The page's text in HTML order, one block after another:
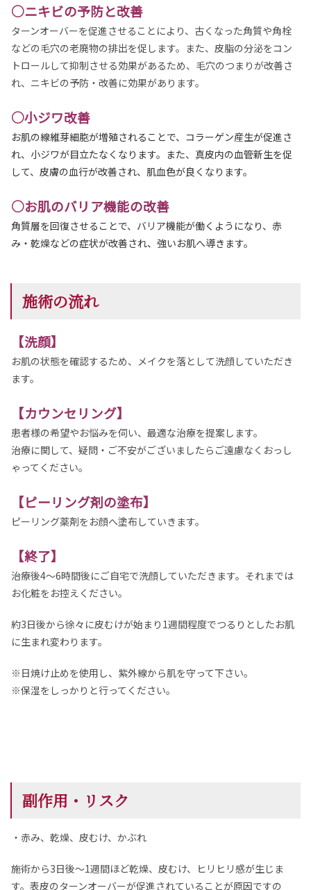
○ニキビの予防と改善
ターンオーバーを促進させることにより、古くなった角質や角栓
などの毛穴の老廃物の排出を促します。また、皮脂の分泌をコン
トロールして抑制させる効果があるため、毛穴のつまりが改善さ
れ、ニキビの予防・改善に効果があります。
○小ジワ改善
お肌の線維芽細胞が増殖されることで、コラーゲン産生が促進さ
れ、小ジワが目立たなくなります。また、真皮内の血管新生を促
して、皮膚の血行が改善され、肌血色が良くなります。
○お肌のバリア機能の改善
角質層を回復させることで、バリア機能が働くようになり、赤
み・乾燥などの症状が改善され、強いお肌へ導きます。
施術の流れ
【洗顔】
お肌の状態を確認するため、メイクを落として洗顔していただき
ます。
【カウンセリング】
患者様の希望やお悩みを伺い、最適な治療を提案します。
治療に関して、疑問・ご不安がございましたらご遠慮なくおっし
ゃってください。
【ピーリング剤の塗布】
ピーリング薬剤をお顔へ塗布していきます。
【終了】
治療後4〜6時間後にご自宅で洗顔していただきます。それまでは
お化粧をお控えください。
約3日後から徐々に皮むけが始まり1週間程度でつるりとしたお肌
に生まれ変わります。
※日焼け止めを使用し、紫外線から肌を守って下さい。
※保湿をしっかりと行ってください。
副作用・リスク
・赤み、乾燥、皮むけ、かぶれ
施術から3日後～1週間ほど乾燥、皮むけ、ヒリヒリ感が生じま
す。表皮のターンオーバーが促進されていることが原因ですの